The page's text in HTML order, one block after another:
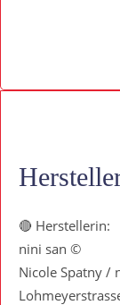
🔴 Herstellerin:
nini san ©
Nicole Spatny /